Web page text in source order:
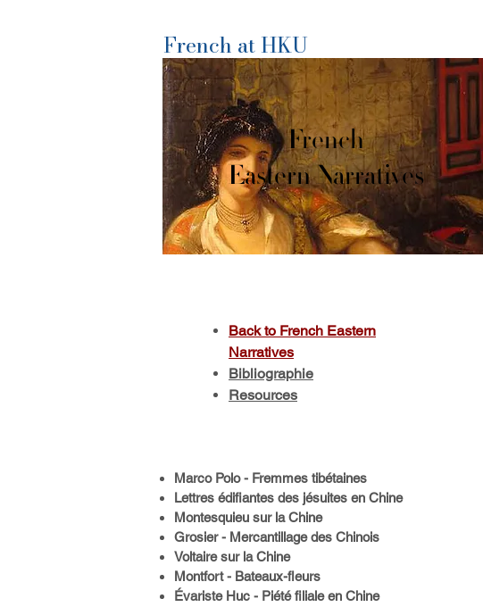
French at HKU
French
Eastern Narratives
Back to French Eastern
Narratives
Bibliographie
Resources
Marco Polo - Fremmes tibétaines
Lettres édifiantes des jésuites en Chine
Montesquieu sur la Chine
Grosier - Mercantillage des Chinois
Voltaire sur la Chine
Montfort - Bateaux-fleurs
Évariste Huc - Piété filiale en Chine